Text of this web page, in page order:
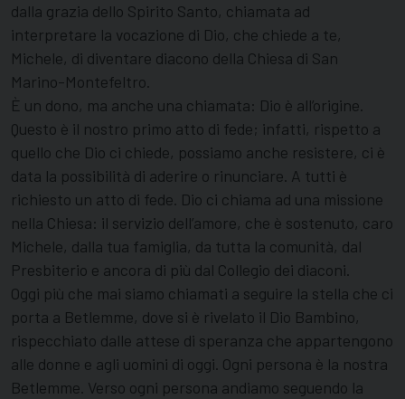
dalla grazia dello Spirito Santo, chiamata ad
interpretare la vocazione di Dio, che chiede a te,
Michele, di diventare diacono della Chiesa di San
Marino-Montefeltro.
È un dono, ma anche una chiamata: Dio è all’origine.
Questo è il nostro primo atto di fede; infatti, rispetto a
quello che Dio ci chiede, possiamo anche resistere, ci è
data la possibilità di aderire o rinunciare. A tutti è
richiesto un atto di fede. Dio ci chiama ad una missione
nella Chiesa: il servizio dell’amore, che è sostenuto, caro
Michele, dalla tua famiglia, da tutta la comunità, dal
Presbiterio e ancora di più dal Collegio dei diaconi.
Oggi più che mai siamo chiamati a seguire la stella che ci
porta a Betlemme, dove si è rivelato il Dio Bambino,
rispecchiato dalle attese di speranza che appartengono
alle donne e agli uomini di oggi. Ogni persona è la nostra
Betlemme. Verso ogni persona andiamo seguendo la